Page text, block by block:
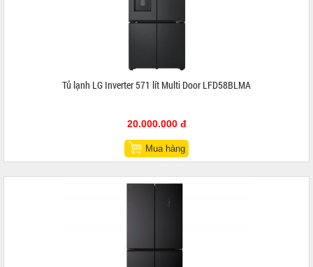
Tủ lạnh LG Inverter 571 lít Multi Door LFD58BLMA
20.000.000 đ
Mua hàng